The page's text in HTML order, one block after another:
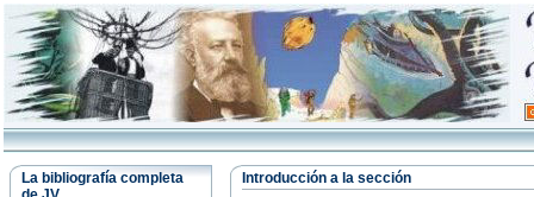
La bibliografía completa
Introducción a la sección